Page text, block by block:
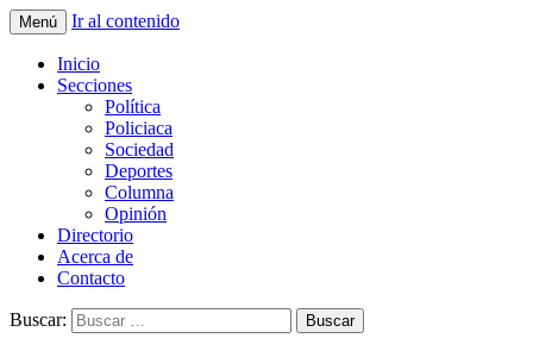
La Yunta de Tepic
Menú Ir al contenido
Inicio
Secciones
Política
Policiaca
Sociedad
Deportes
Columna
Opinión
Directorio
Acerca de
Contacto
Buscar: